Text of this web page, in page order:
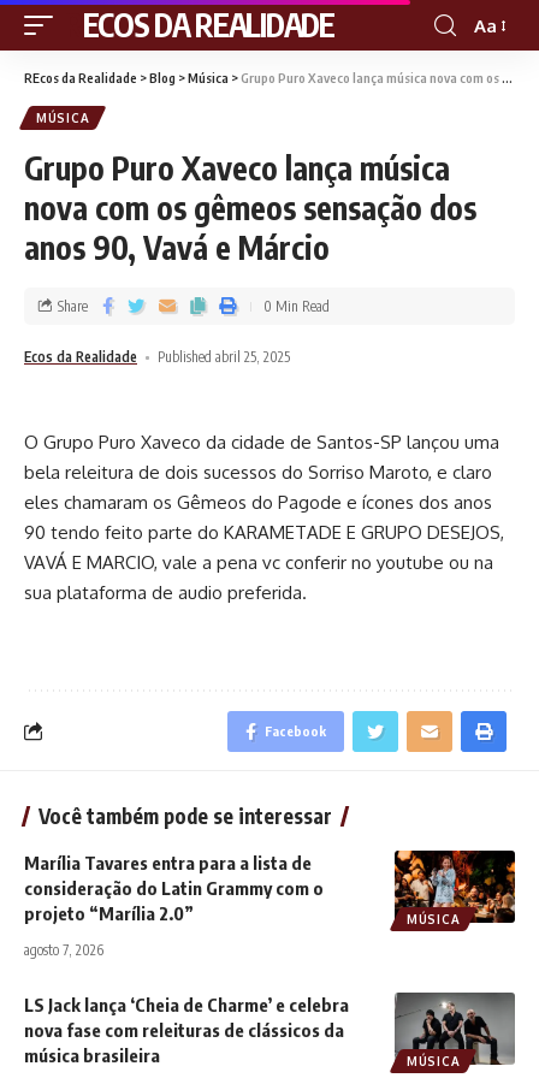
RECOS DA REALIDADE Aa
REcos da Realidade >Blog >Música >Grupo Puro Xaveco lança música nova com os gêmeos sensação dos anos 90, Vavá e Márcio
MÚSICA
Grupo Puro Xaveco lança música
nova com os gêmeos sensação dos
anos 90, Vavá e Márcio
Ecos da Realidade Published abril 25, 2025
Share 0 Min Read
O Grupo Puro Xaveco da cidade de Santos-SP lançou uma
bela releitura de dois sucessos do Sorriso Maroto, e claro
eles chamaram os Gêmeos do Pagode e ícones dos anos
90 tendo feito parte do KARAMETADE E GRUPO DESEJOS,
VAVÁ E MARCIO, vale a pena vc conferir no youtube ou na
sua plataforma de audio preferida.
Facebook
Você também pode se interessar
MÚSICA
Marília Tavares entra para a lista de
consideração do Latin Grammy com o
projeto “Marília 2.0”
agosto 7, 2026
MÚSICA
LS Jack lança ‘Cheia de Charme’ e celebra
nova fase com releituras de clássicos da
música brasileira